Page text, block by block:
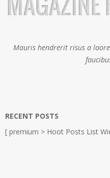
Mauris hendrerit risus a
RECENT POSTS
[ premium > Hoot Posts List